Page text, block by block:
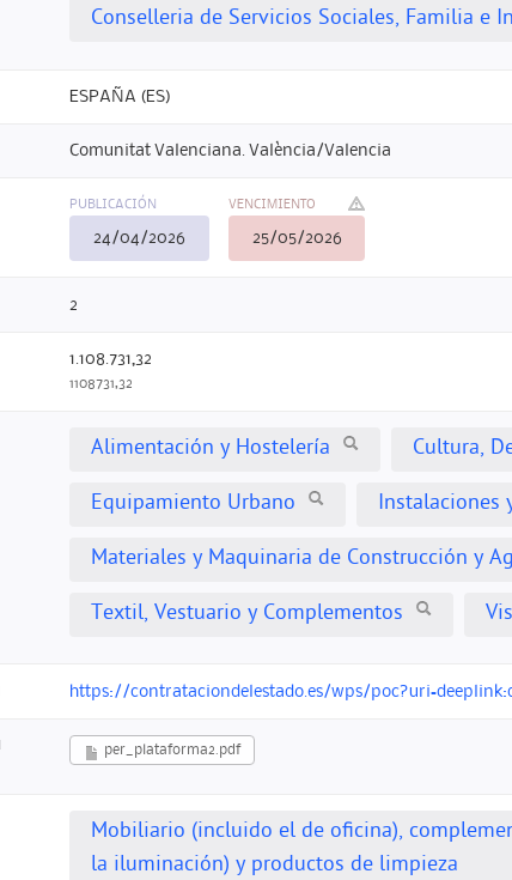
Conselleria de Servicios Sociales, Familia e
ESPAÑA (ES)
Comunitat Valenciana. València/Valencia
PUBLICACIÓN
24/04/2026
VENCIMIENTO
25/05/2026
2
1.108.731,32
1108731,32
Alimentación y Hostelería Cultura,
Equipamiento Urbano Instalaciones
Materiales y Maquinaria de Construcción y
Textil, Vestuario y Complementos
https://contrataciondelestado.es/wps/
per_plataforma2.pdf
Mobiliario (incluido el de oficina),
la iluminación) y productos de limpieza